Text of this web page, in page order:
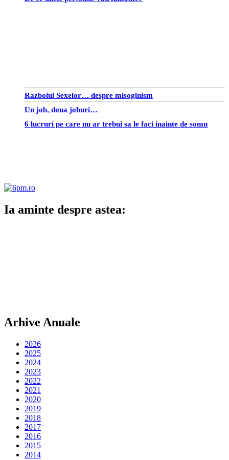
Razboiul Sexelor… despre misoginism
Un job, doua joburi…
6 lucruri pe care nu ar trebui sa le faci inainte de somn
Ia aminte despre astea:
Arhive Anuale
2026
2025
2024
2023
2022
2021
2020
2019
2018
2017
2016
2015
2014